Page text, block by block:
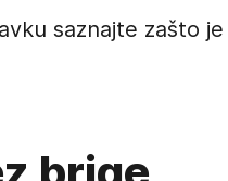
saznajte zašto